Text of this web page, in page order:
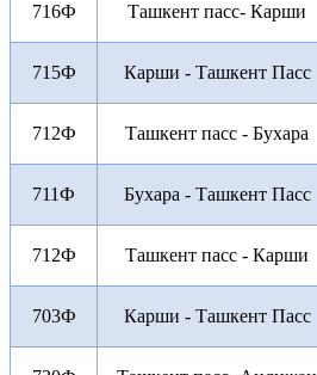
716Ф Ташкент пасс- Карши
715Ф Карши - Ташкент Пасс
712Ф Ташкент пасс - Бухара
711Ф Бухара - Ташкент Пасс
712Ф Ташкент пасс - Карши
703Ф Карши - Ташкент Пасс